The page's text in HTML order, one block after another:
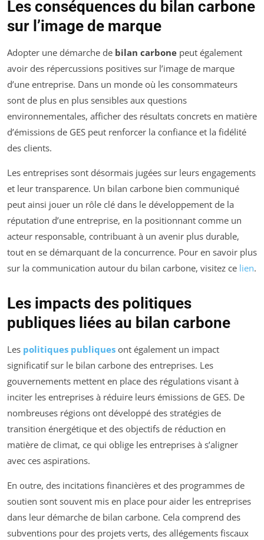
Les conséquences du bilan carbone
sur l’image de marque
Adopter une démarche de bilan carbone peut également
avoir des répercussions positives sur l’image de marque
d’une entreprise. Dans un monde où les consommateurs
sont de plus en plus sensibles aux questions
environnementales, afficher des résultats concrets en matière
d’émissions de GES peut renforcer la confiance et la fidélité
des clients.
Les entreprises sont désormais jugées sur leurs engagements
et leur transparence. Un bilan carbone bien communiqué
peut ainsi jouer un rôle clé dans le développement de la
réputation d’une entreprise, en la positionnant comme un
acteur responsable, contribuant à un avenir plus durable,
tout en se démarquant de la concurrence. Pour en savoir plus
sur la communication autour du bilan carbone, visitez ce lien.
Les impacts des politiques
publiques liées au bilan carbone
Les politiques publiques ont également un impact
significatif sur le bilan carbone des entreprises. Les
gouvernements mettent en place des régulations visant à
inciter les entreprises à réduire leurs émissions de GES. De
nombreuses régions ont développé des stratégies de
transition énergétique et des objectifs de réduction en
matière de climat, ce qui oblige les entreprises à s’aligner
avec ces aspirations.
En outre, des incitations financières et des programmes de
soutien sont souvent mis en place pour aider les entreprises
dans leur démarche de bilan carbone. Cela comprend des
subventions pour des projets verts, des allégements fiscaux